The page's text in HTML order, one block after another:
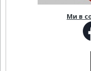
Ми в